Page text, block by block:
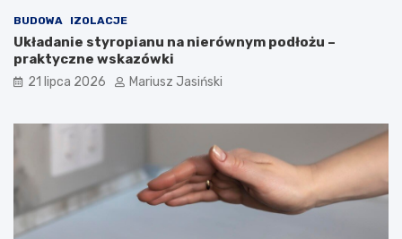
BUDOWA IZOLACJE
Układanie styropianu na nierównym podłożu –
praktyczne wskazówki
21 lipca 2026 Mariusz Jasiński